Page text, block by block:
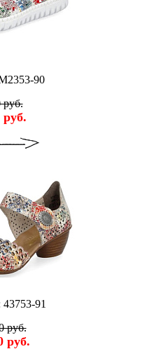
90
руб.
руб.
91
руб.
руб.